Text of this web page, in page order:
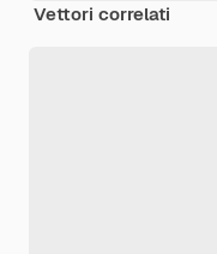
Vettori correlati